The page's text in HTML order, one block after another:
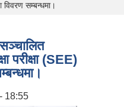
सम्बन्धमा।
परीक्षा (SEE)
18:55